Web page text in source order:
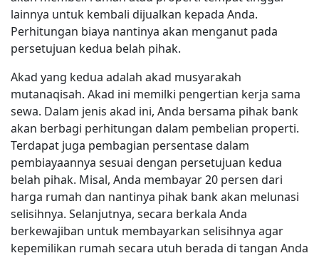
lainnya untuk kembali dijualkan kepada Anda.
Perhitungan biaya nantinya akan menganut pada
persetujuan kedua belah pihak.
Akad yang kedua adalah akad musyarakah
mutanaqisah. Akad ini memilki pengertian kerja sama
sewa. Dalam jenis akad ini, Anda bersama pihak bank
akan berbagi perhitungan dalam pembelian properti.
Terdapat juga pembagian persentase dalam
pembiayaannya sesuai dengan persetujuan kedua
belah pihak. Misal, Anda membayar 20 persen dari
harga rumah dan nantinya pihak bank akan melunasi
selisihnya. Selanjutnya, secara berkala Anda
berkewajiban untuk membayarkan selisihnya agar
kepemilikan rumah secara utuh berada di tangan Anda